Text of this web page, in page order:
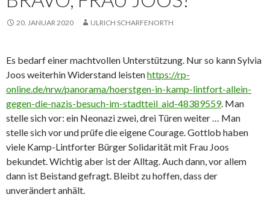
20. JANUAR 2020 ULRICH SCHARFENORTH
Es bedarf einer machtvollen Unterstützung. Nur so kann Sylvia
Joos weiterhin Widerstand leistenhttps://rp-
online.de/nrw/panorama/hoerstgen-in-kamp-lintfort-allein-
gegen-die-nazis-besuch-im-stadtteil_aid-48389559. Man
stelle sich vor: ein Neonazi zwei, drei Türen weiter … Man
stelle sich vor und prüfe die eigene Courage. Gottlob haben
viele Kamp-Lintforter Bürger Solidarität mit Frau Joos
bekundet. Wichtig aber ist der Alltag. Auch dann, vor allem
dann ist Beistand gefragt. Bleibt zu hoffen, dass der
unverändert anhält.